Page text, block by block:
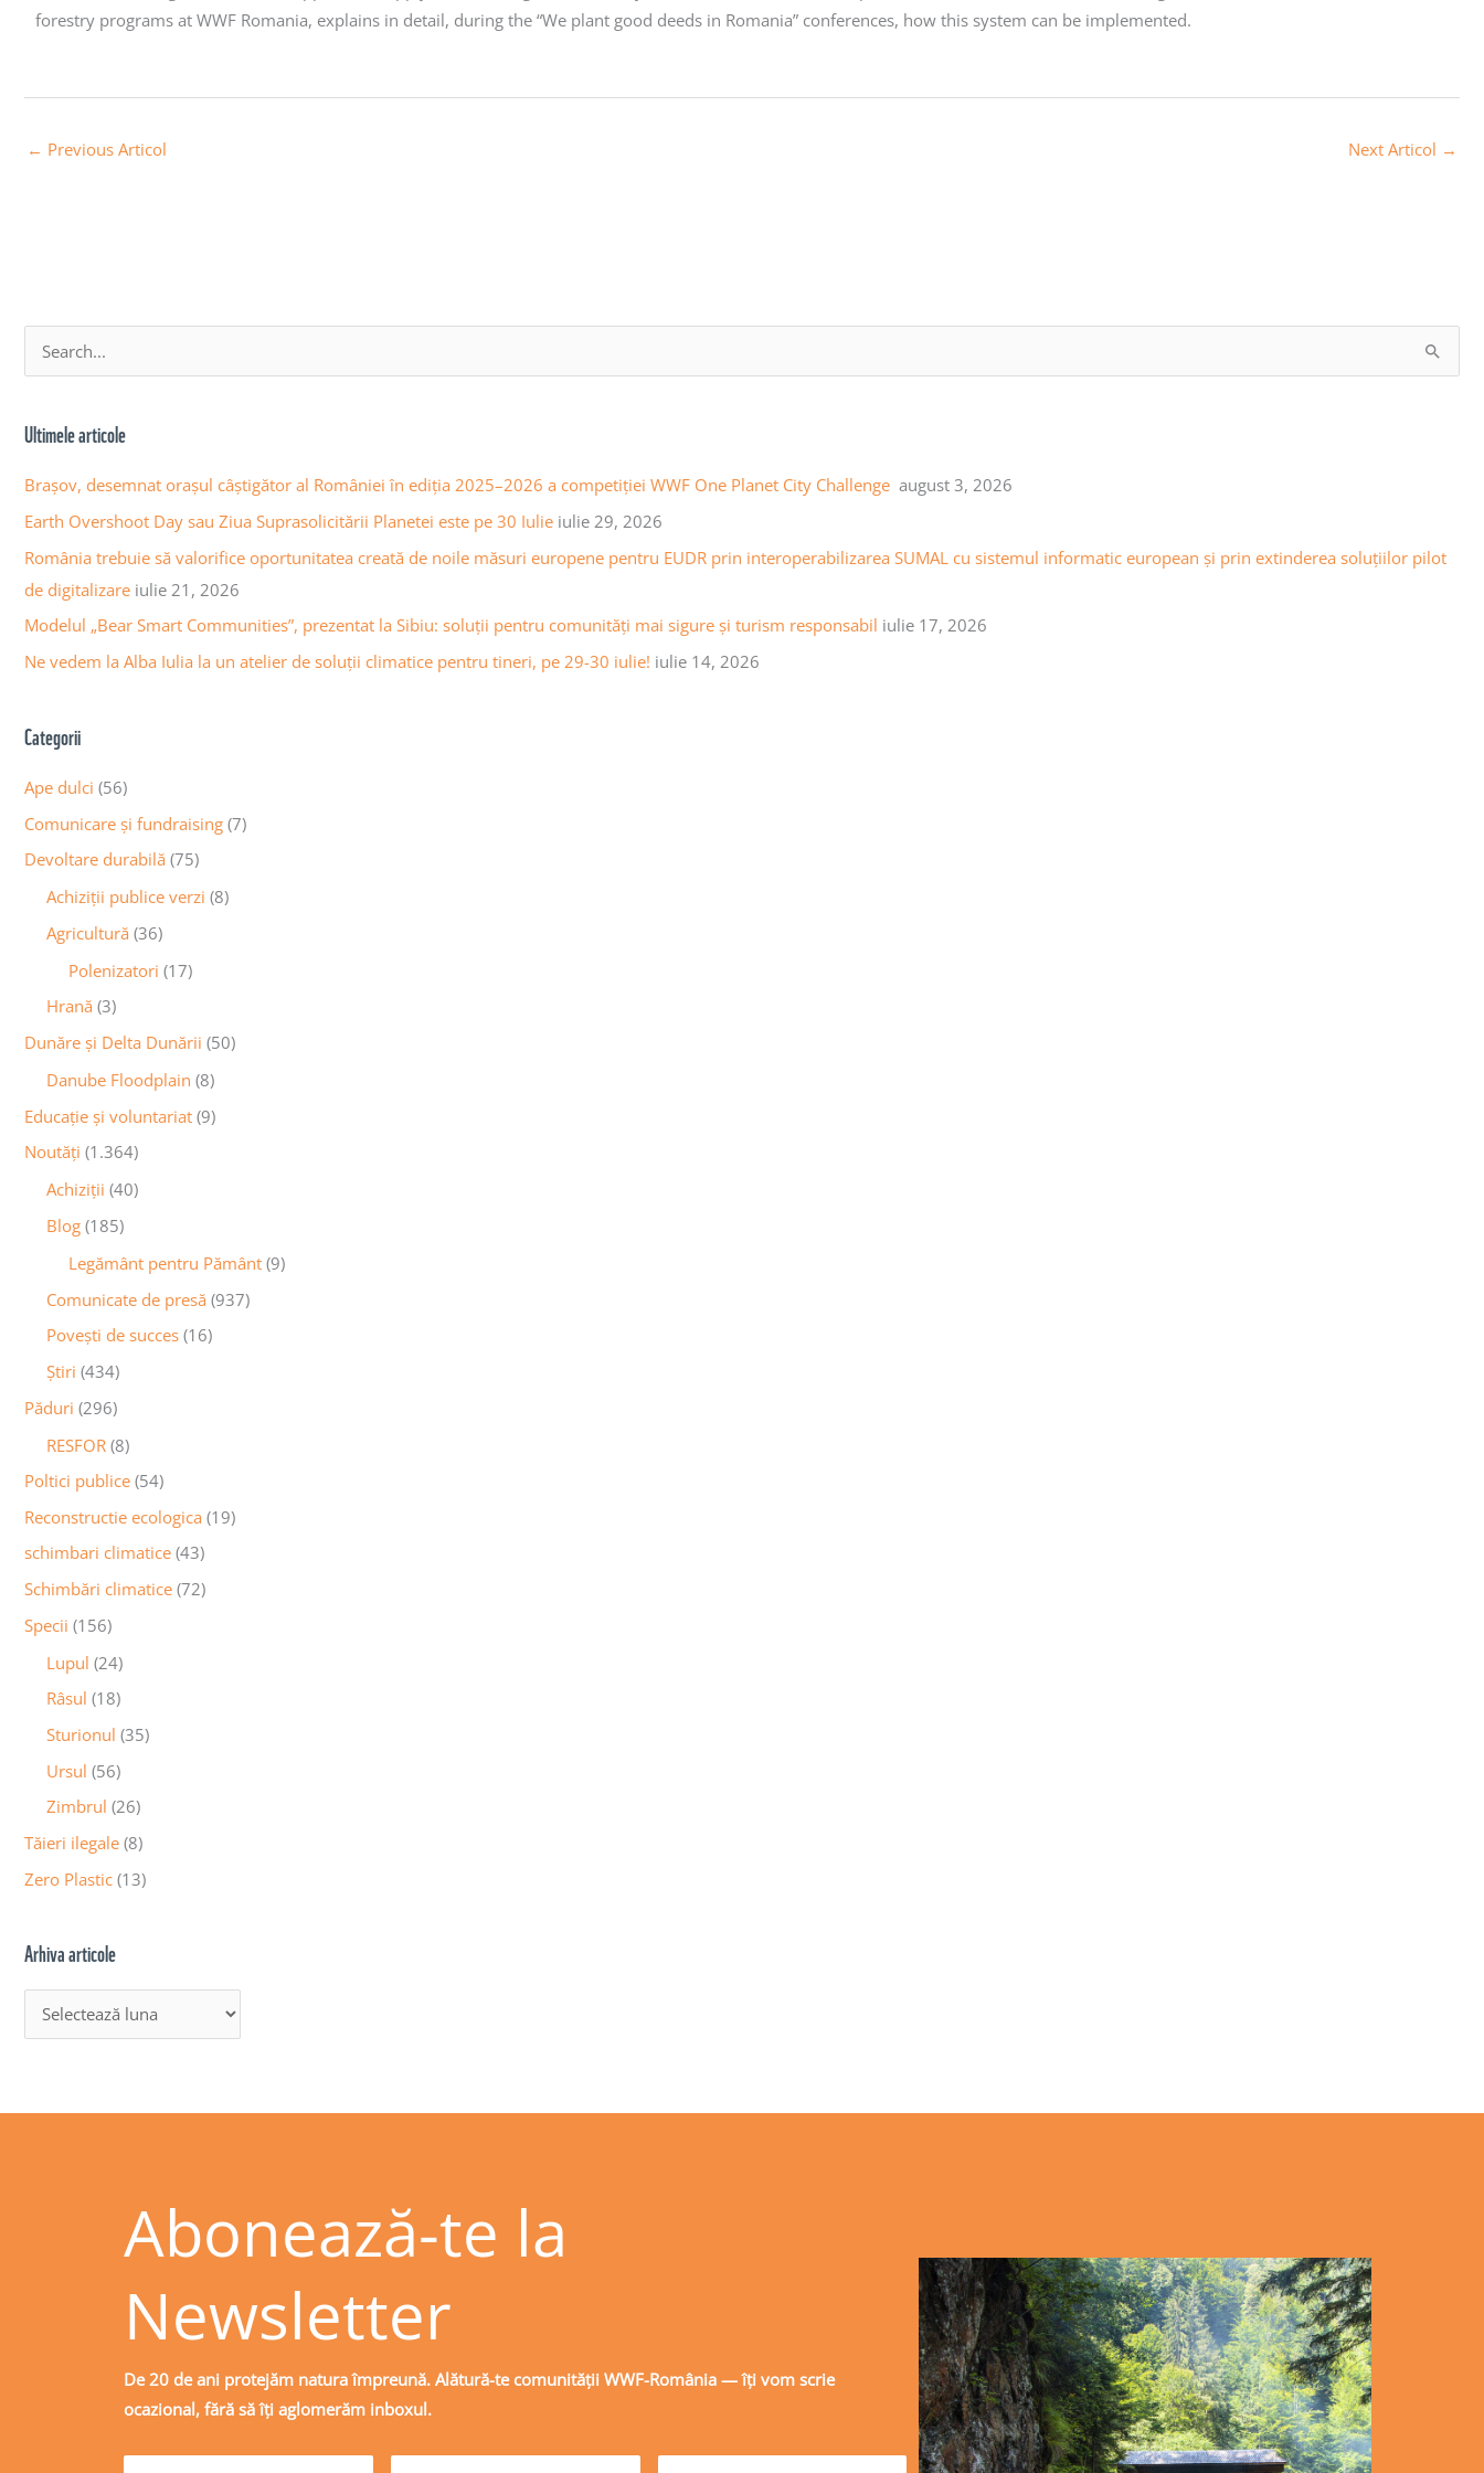
forestry programs at WWF Romania, explains in detail, during the “We plant good deeds in Romania” conferences, how this system can be implemented.
← Previous Articol Next Articol →
r
c
h
o
Ultimele articole
Brașov, desemnat orașul câștigător al României în ediția 2025–2026 a competiției WWF One Planet City Challenge august 3, 2026
Earth Overshoot Day sau Ziua Suprasolicitării Planetei este pe 30 Iulie iulie 29, 2026
România trebuie să valorifice oportunitatea creată de noile măsuri europene pentru EUDR prin interoperabilizarea SUMAL cu sistemul informatic european și prin extinderea soluțiilor pilot
de digitalizare iulie 21, 2026
Modelul „Bear Smart Communities”, prezentat la Sibiu: soluții pentru comunități mai sigure și turism responsabil iulie 17, 2026
Ne vedem la Alba Iulia la un atelier de soluții climatice pentru tineri, pe 29-30 iulie! iulie 14, 2026
Categorii
Ape dulci (56)
Comunicare și fundraising (7)
Devoltare durabilă (75)
Achiziții publice verzi (8)
Agricultură (36)
Polenizatori (17)
Hrană (3)
Dunăre și Delta Dunării (50)
Danube Floodplain (8)
Educaţie și voluntariat (9)
Noutăţi (1.364)
Achiziţii (40)
Blog (185)
Legământ pentru Pământ (9)
Comunicate de presă (937)
Povești de succes (16)
Știri (434)
Păduri (296)
RESFOR (8)
Poltici publice (54)
Reconstructie ecologica (19)
schimbari climatice (43)
Schimbări climatice (72)
Specii (156)
Lupul (24)
Râsul (18)
Sturionul (35)
Ursul (56)
Zimbrul (26)
Tăieri ilegale (8)
Zero Plastic (13)
Arhiva articole
r
i
a
r
t
i
c
l
Abonează-te la
Newsletter
De 20 de ani protejăm natura împreună. Alătură-te comunității WWF-România — îți vom scrie
ocazional, fără să îți aglomerăm inboxul.